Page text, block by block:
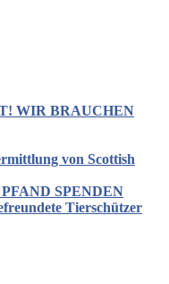
WIR BRAUCHEN
von Scottish
SPENDEN
Tierschützer